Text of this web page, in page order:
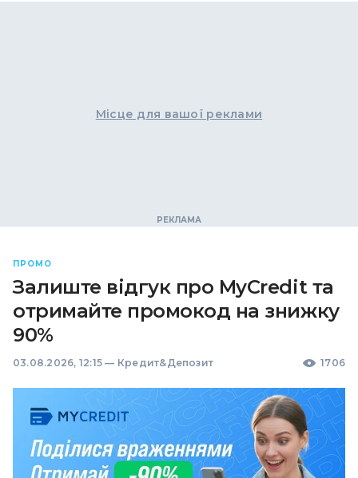
Місце для вашої реклами
ПРОМО
Залиште відгук про MyCredit та
отримайте промокод на знижку
90%
03.08.2026, 12:15 — Кредит&Депозит 1706